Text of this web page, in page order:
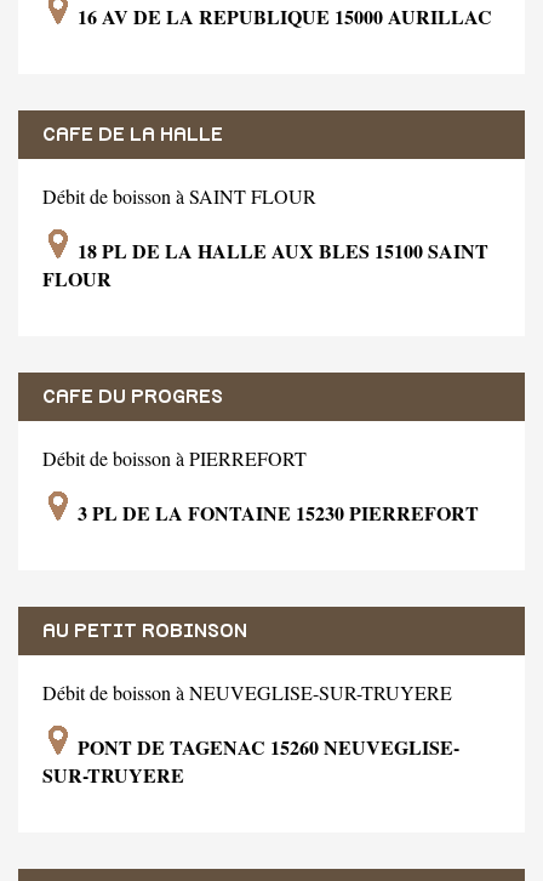
16 AV DE LA REPUBLIQUE 15000 AURILLAC
CAFE DE LA HALLE
Débit de boisson à SAINT FLOUR
18 PL DE LA HALLE AUX BLES 15100 SAINT
FLOUR
CAFE DU PROGRES
Débit de boisson à PIERREFORT
3 PL DE LA FONTAINE 15230 PIERREFORT
AU PETIT ROBINSON
Débit de boisson à NEUVEGLISE-SUR-TRUYERE
PONT DE TAGENAC 15260 NEUVEGLISE-
SUR-TRUYERE